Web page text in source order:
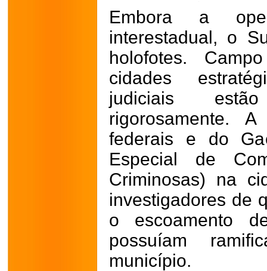
Embora a
interestadual, o
holofotes.
cidades
judiciais
rigorosamente.
federais e do
Especial de
Criminosas) na
investigadores de
o escoamento
possuíam
município.